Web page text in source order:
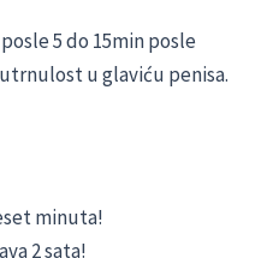
5 do 15min posle
u glaviću penisa.
minuta!
2 sata!